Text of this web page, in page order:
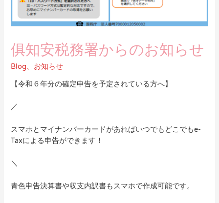
俱知安税務署からのお知らせ
Blog、 お知らせ
【令和６年分の確定申告を予定されている方へ】
／
スマホとマイナンバーカードがあればいつでもどこでもe-
Taxによる申告ができます！
＼
青色申告決算書や収支内訳書もスマホで作成可能です。